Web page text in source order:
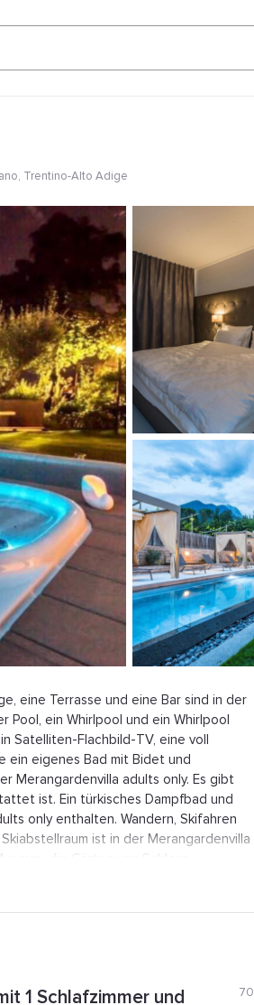
Trentino-Alto Adige
eine Terrasse und eine Bar sind in der
Pool, ein Whirlpool und ein Whirlpool
Satelliten-Flachbild-TV, eine voll
ein eigenes Bad mit Bidet und
Merangardenvilla adults only. Es gibt
ist. Ein türkisches Dampfbad und
only enthalten. Wandern, Skifahren
ist in der Merangardenvilla
die Gärten von Schloss
adults only besuchen. Das Hotel
1 Schlafzimmer und
70